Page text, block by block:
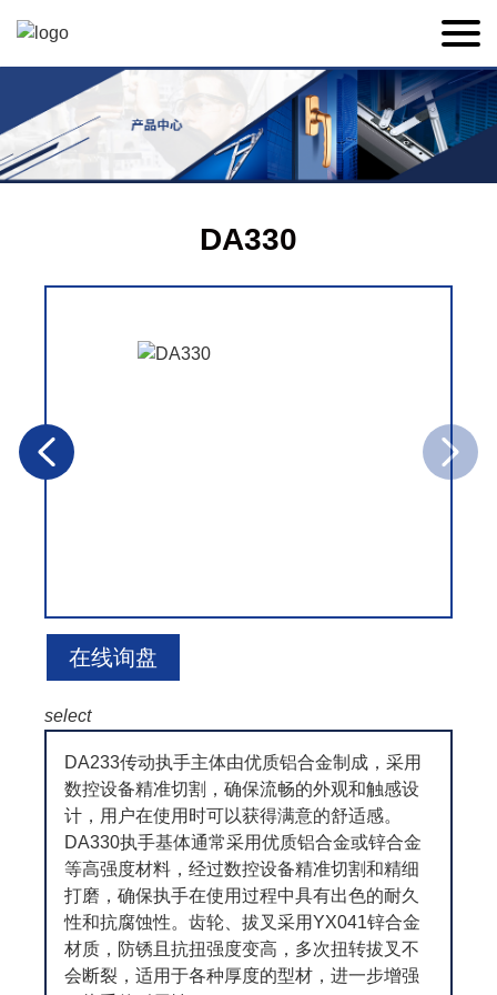
DA330
在线询盘
select
DA233传动执手主体由优质铝合金制成，采用
数控设备精准切割，确保流畅的外观和触感设
计，用户在使用时可以获得满意的舒适感。
DA330执手基体通常采用优质铝合金或锌合金
等高强度材料，经过数控设备精准切割和精细
打磨，确保执手在使用过程中具有出色的耐久
性和抗腐蚀性。齿轮、拔叉采用YX041锌合金
材质，防锈且抗扭强度变高，多次扭转拔叉不
会断裂，适用于各种厚度的型材，进一步增强